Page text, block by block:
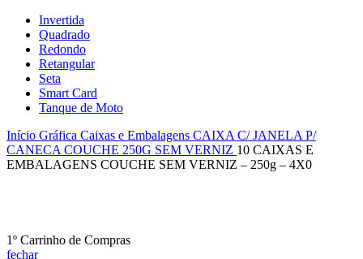
Invertida
Quadrado
Redondo
Retangular
Seta
Smart Card
Tanque de Moto
Início Gráfica Caixas e Embalagens CAIXA C/ JANELA P/
CANECA COUCHE 250G SEM VERNIZ 10 CAIXAS E
EMBALAGENS COUCHE SEM VERNIZ – 250g – 4X0
1º Carrinho de Compras
fechar